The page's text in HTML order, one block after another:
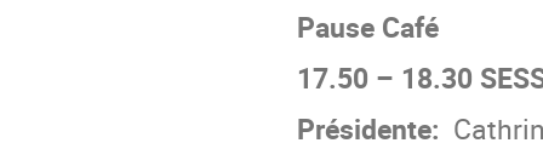
Pause Café
17.50 – 18.30
Présidente: